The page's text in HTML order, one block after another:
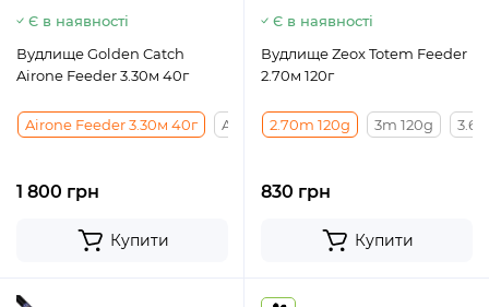
Є в наявності
Вудлище Golden Catch
Airone Feeder 3.30м 40г
Airone Feeder 3.30м 40г Airone Feeder 3.60м 60г Airone
1 800 грн
Купити
Є в наявності
Вудлище Zeox Totem Feeder
2.70м 120г
2.70m 120g 3m 120g
830 грн
Купити